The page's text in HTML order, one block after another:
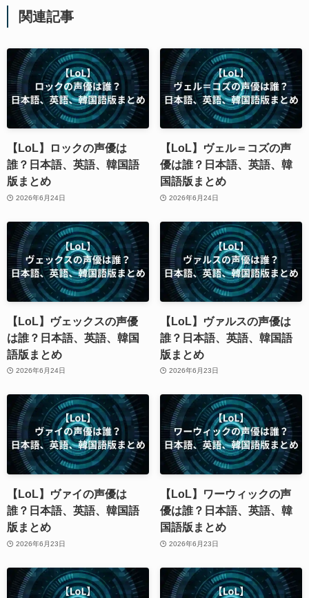
関連記事
【LoL】ロックの声優は
誰？日本語、英語、韓国語
版まとめ
2026年6月24日
【LoL】ヴェル＝コズの声
優は誰？日本語、英語、韓
国語版まとめ
2026年6月24日
【LoL】ヴェックスの声優
は誰？日本語、英語、韓国
語版まとめ
2026年6月24日
【LoL】ヴァルスの声優は
誰？日本語、英語、韓国語
版まとめ
2026年6月23日
【LoL】ヴァイの声優は
誰？日本語、英語、韓国語
版まとめ
2026年6月23日
【LoL】ワーウィックの声
優は誰？日本語、英語、韓
国語版まとめ
2026年6月23日